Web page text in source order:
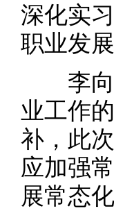
深化实
职业发
李向
业工作
补，此
应加强
展常态